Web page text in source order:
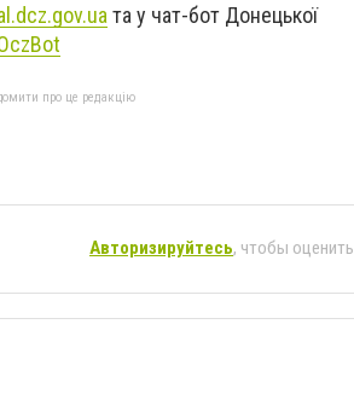
та у чат-бот Донецької
про це редакцію
Авторизируйтесь, чтобы оценить